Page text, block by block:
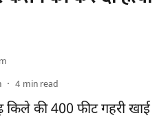
4 min read
किले की 400 फीट गहरी खाई